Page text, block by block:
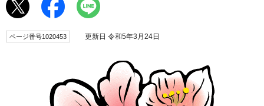
ページ番号1020453 更新日 令和5年3月24日